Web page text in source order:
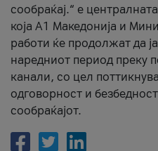
сообраќај.“ е
која A1 Македонија и
работи ќе продолжат да
наредниот период преку
канали, со цел
одговорност и
сообраќајот.